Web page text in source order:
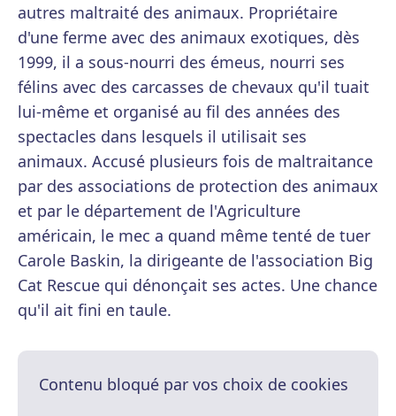
autres maltraité des animaux. Propriétaire
d'une ferme avec des animaux exotiques, dès
1999, il a sous-nourri des émeus, nourri ses
félins avec des carcasses de chevaux qu'il tuait
lui-même et organisé au fil des années des
spectacles dans lesquels il utilisait ses
animaux. Accusé plusieurs fois de maltraitance
par des associations de protection des animaux
et par le département de l'Agriculture
américain, le mec a quand même tenté de tuer
Carole Baskin, la dirigeante de l'association Big
Cat Rescue qui dénonçait ses actes. Une chance
qu'il ait fini en taule.
Contenu bloqué par vos choix de cookies